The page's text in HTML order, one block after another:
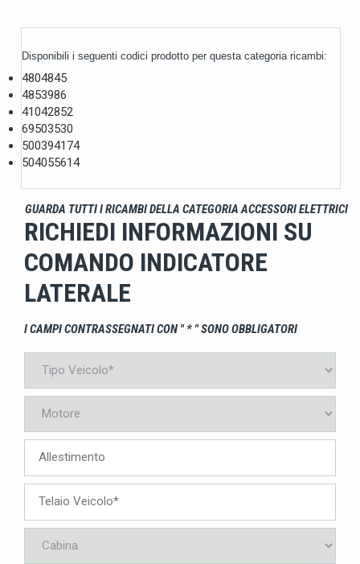
Disponibili i seguenti codici prodotto per questa categoria ricambi:
4804845
4853986
41042852
69503530
500394174
504055614
GUARDA TUTTI I RICAMBI DELLA CATEGORIA ACCESSORI ELETTRICI
RICHIEDI INFORMAZIONI SU
COMANDO INDICATORE
LATERALE
I CAMPI CONTRASSEGNATI CON " * " SONO OBBLIGATORI